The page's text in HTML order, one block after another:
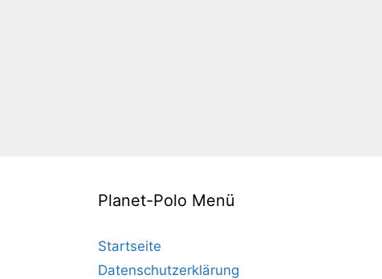
Planet-Polo Menü
Startseite
Datenschutzerklärung